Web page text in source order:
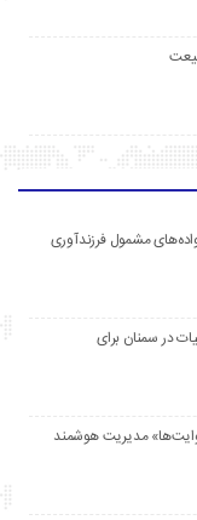
مشمول فرزندآوری
مالیات در سمنان برای
مدیریت هوشمند